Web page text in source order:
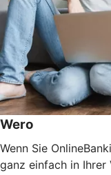
Wero
Wenn Sie
ganz einfach in Ihrer